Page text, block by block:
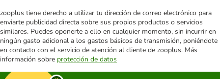
zooplus tiene derecho a utilizar tu dirección de correo electrónico para
enviarte publicidad directa sobre sus propios productos o servicios
similares. Puedes oponerte a ello en cualquier momento, sin incurrir en
ningún gasto adicional a los gastos básicos de transmisión, poniéndote
en contacto con el servicio de atención al cliente de zooplus. Más
información sobre protección de datos